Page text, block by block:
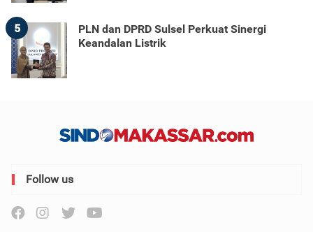
5
PLN dan DPRD Sulsel Perkuat Sinergi
Keandalan Listrik
Follow us